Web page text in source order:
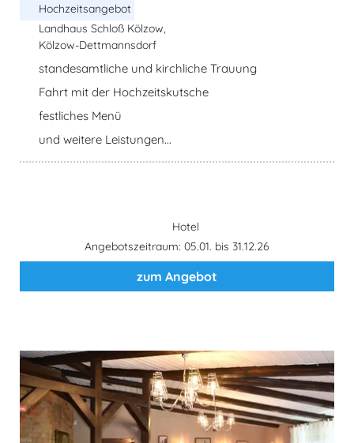
Hochzeitsangebot
Landhaus Schloß Kölzow,
Kölzow-Dettmannsdorf
standesamtliche und kirchliche Trauung
Fahrt mit der Hochzeitskutsche
festliches Menü
und weitere Leistungen...
Hotel
Angebotszeitraum: 05.01. bis 31.12.26
zum Angebot